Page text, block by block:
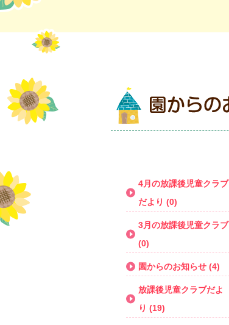
4月の放課後児童クラブ
だより (0)
3月の放課後児童クラブ
(0)
園からのお知らせ (4)
放課後児童クラブだよ
り (19)